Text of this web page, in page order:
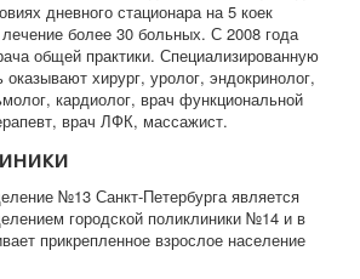
дневного стационара на 5 коек
более 30 больных. С 2008 года
общей практики. Специализированную
хирург, уролог, эндокринолог,
кардиолог, врач функциональной
врач ЛФК, массажист.
№13 Санкт-Петербурга является
городской поликлиники №14 и в
прикрепленное взрослое население